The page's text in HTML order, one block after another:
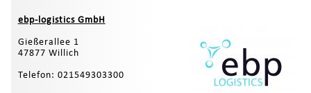
ebp-logistics GmbH
Gießerallee 1
47877 Willich
Telefon: 021549303300